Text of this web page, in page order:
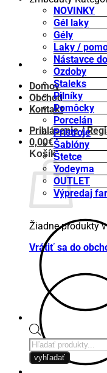
Domov
Obchod
Kontakt
Prihlásenie /
0,00€
Košík
Žiadne produkty
Vrátiť sa do
NOVINKY
Gél laky
Gély
Laky /
Nástavce
Ozdoby
Staleks
Pilníky
Pomôcky
Porcelán
Prístroje
Šablóny
Štetce
Yodeyma
OUTLET
Výpredaj
Products
search
vyhľadať